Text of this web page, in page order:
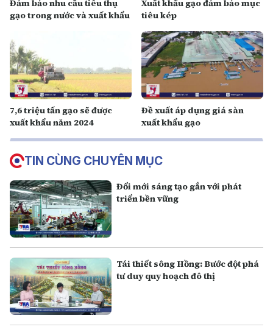
Đảm bảo nhu cầu tiêu thụ
gạo trong nước và xuất khẩu
Xuất khẩu gạo đảm bảo mục
tiêu kép
7,6 triệu tấn gạo sẽ được
xuất khẩu năm 2024
Đề xuất áp dụng giá sàn
xuất khẩu gạo
TIN CÙNG CHUYÊN MỤC
Đổi mới sáng tạo gắn với phát
triển bền vững
Tái thiết sông Hồng: Bước đột phá
tư duy quy hoạch đô thị